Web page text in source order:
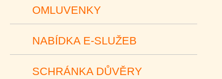
OMLUVENKY
NABÍDKA E-SLUŽEB
SCHRÁNKA DŮVĚRY